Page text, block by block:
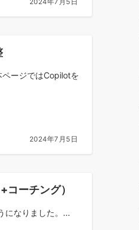
2024年7月5日
ージではCopilotを
2024年7月5日
ーチング）
になりました。...